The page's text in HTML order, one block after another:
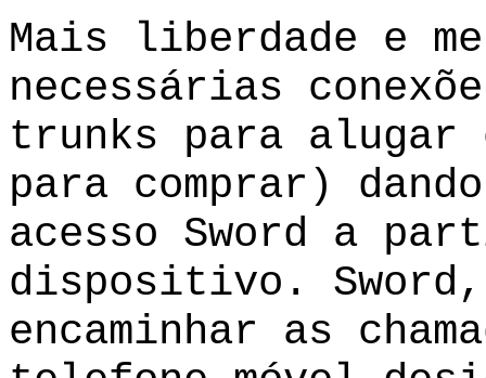
Mais liberdade e
necessárias
trunks para alugar
para comprar)
acesso Sword a
dispositivo.
encaminhar as